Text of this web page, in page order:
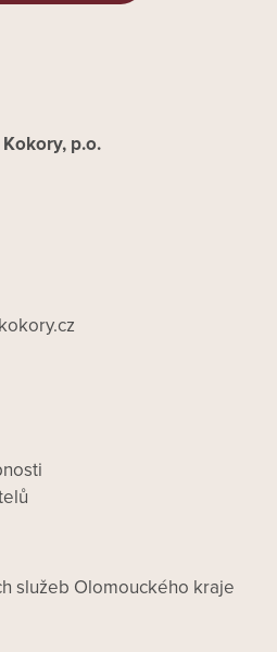
p.o.
služeb Olomouckého kraje